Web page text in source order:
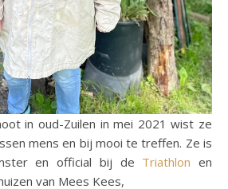
in oud-Zuilen in mei 2021 wist ze
mens en bij mooi te treffen. Ze is
en official bij de Triathlonen
van Mees Kees,